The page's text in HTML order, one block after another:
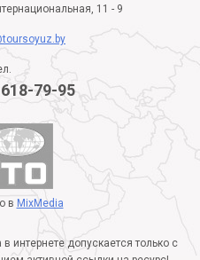
11 - 9
79-95
в MixMedia
интернете допускается только с